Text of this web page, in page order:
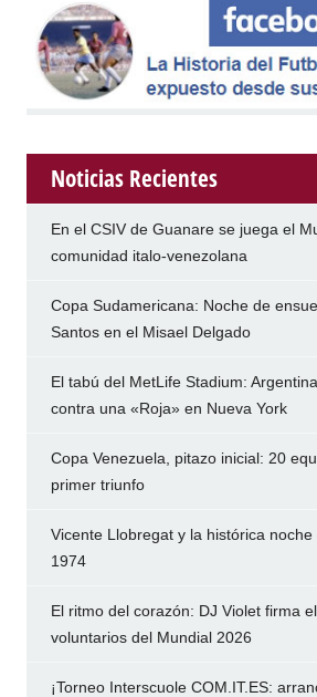
Noticias Recientes
En el CSIV de Guanare se juega el
comunidad italo-venezolana
Copa Sudamericana: Noche de
Santos en el Misael Delgado
El tabú del MetLife Stadium:
contra una «Roja» en Nueva York
Copa Venezuela, pitazo inicial: 20
primer triunfo
Vicente Llobregat y la histórica
1974
El ritmo del corazón: DJ Violet firma
voluntarios del Mundial 2026
¡Torneo Interscuole COM.IT.ES: